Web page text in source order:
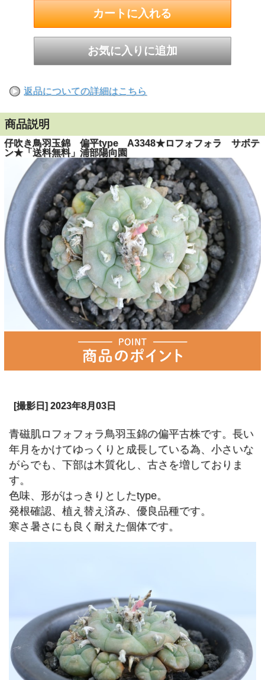
返品についての詳細はこちら
商品説明
仔吹き鳥羽玉錦 偏平type A3348★ロフォフォラ サボテ
ン★「送料無料」浦部陽向園
[撮影日] 2023年8月03日
青磁肌ロフォフォラ鳥羽玉錦の偏平古株です。長い
年月をかけてゆっくりと成長している為、小さいな
がらでも、下部は木質化し、古さを増しておりま
す。
色味、形がはっきりとしたtype。
発根確認、植え替え済み、優良品種です。
寒さ暑さにも良く耐えた個体です。